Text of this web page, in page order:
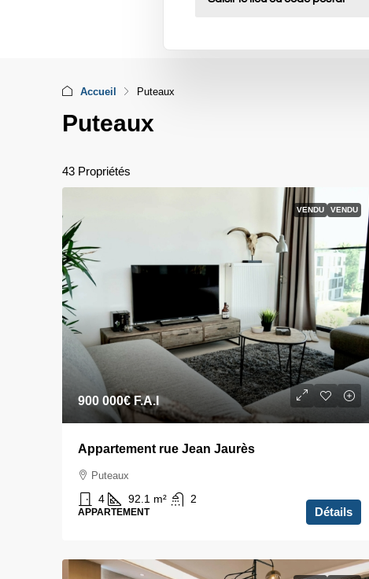
Accueil Puteaux
Puteaux
43 Propriétés
VENDU VENDU
900 000€F.A.I
Appartement rue Jean Jaurès
Puteaux
4 92.1 m² 2
APPARTEMENT Détails